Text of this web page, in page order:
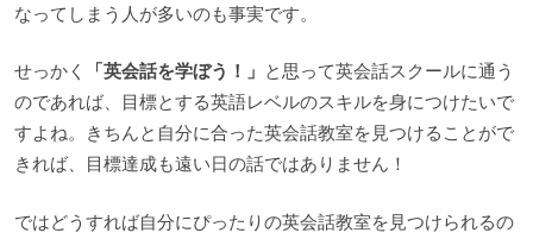
なってしまう人が多いのも事実です。
せっかく 「英会話を学ぼう！」 と思って英会話スクールに通う
のであれば、目標とする英語レベルのスキルを身につけたいで
すよね。きちんと自分に合った英会話教室を見つけることがで
きれば、目標達成も遠い日の話ではありません！
ではどうすれば自分にぴったりの英会話教室を見つけられるの